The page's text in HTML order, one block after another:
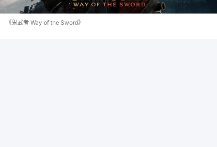
《鬼武者 Way of the Sword》